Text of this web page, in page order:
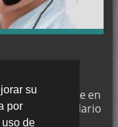
su
por
de
puede ponerse en
nuestro formulario
al: